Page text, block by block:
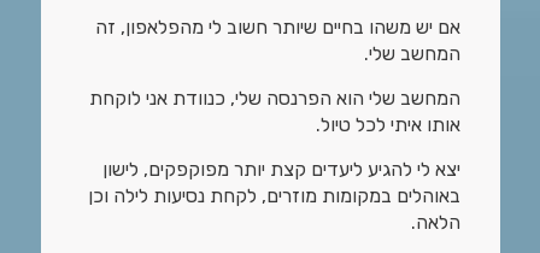
אם יש משהו בחיים שיותר חשוב לי מהפלאפון, זה
המחשב שלי.
המחשב שלי הוא הפרנסה שלי, כנוודת אני לוקחת
אותו איתי לכל טיול.
יצא לי להגיע ליעדים קצת יותר מפוקפקים, לישון
באוהלים במקומות מוזרים, לקחת נסיעות לילה וכן
הלאה.